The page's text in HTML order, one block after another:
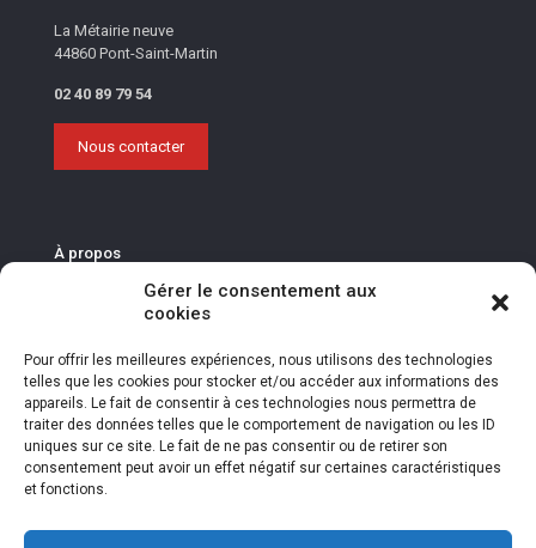
Gérer le consentement aux
cookies
Pour offrir les meilleures expériences, nous utilisons des technologies
telles que les cookies pour stocker et/ou accéder aux informations des
appareils. Le fait de consentir à ces technologies nous permettra de
traiter des données telles que le comportement de navigation ou les ID
uniques sur ce site. Le fait de ne pas consentir ou de retirer son
consentement peut avoir un effet négatif sur certaines caractéristiques
et fonctions.
La Métairie neuve
44860 Pont-Saint-Martin
02 40 89 79 54
Nous contacter
À propos
La Fédération des Maraîchers Nantais
entreprises de la filière dans une dynamique collective de
progrès économique, social et environnemental.
Rejoignez une filière d’excellence !
Déposez votre candidature en ligne pour être contacté par les
entreprises adhérentes de la Fédération des Maraîchers